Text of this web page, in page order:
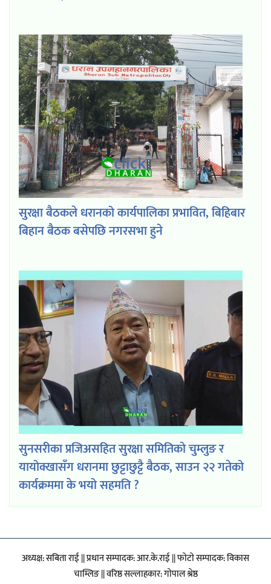
सुरक्षा बैठकले धरानको कार्यपालिका प्रभावित, बिहिबार
बिहान बैठक बसेपछि नगरसभा हुने
सुनसरीका प्रजिअसहित सुरक्षा समितिको चुम्लुङ र
यायोक्खासँग धरानमा छुट्टाछुट्टै बैठक, साउन २२ गतेको
कार्यक्रममा के भयो सहमति ?
अध्यक्ष: सबिता राई || प्रधान सम्पादक: आर.के.राई || फाेटाे सम्पादक: विकास
चाम्लिङ || वरिष्ठ सल्लाहकार: गाेपाल श्रेष्ठ